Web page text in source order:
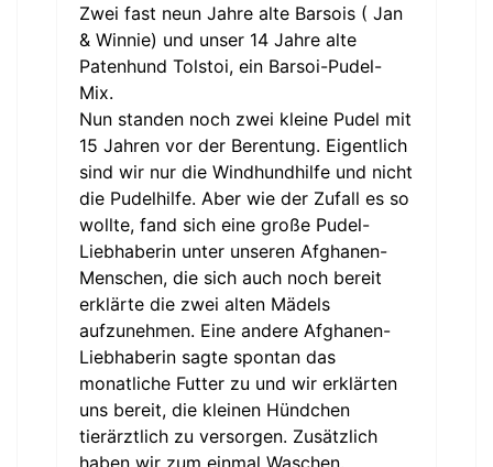
Zwei fast neun Jahre alte Barsois ( Jan
& Winnie) und unser 14 Jahre alte
Patenhund Tolstoi, ein Barsoi-Pudel-
Mix.
Nun standen noch zwei kleine Pudel mit
15 Jahren vor der Berentung. Eigentlich
sind wir nur die Windhundhilfe und nicht
die Pudelhilfe. Aber wie der Zufall es so
wollte, fand sich eine große Pudel-
Liebhaberin unter unseren Afghanen-
Menschen, die sich auch noch bereit
erklärte die zwei alten Mädels
aufzunehmen. Eine andere Afghanen-
Liebhaberin sagte spontan das
monatliche Futter zu und wir erklärten
uns bereit, die kleinen Hündchen
tierärztlich zu versorgen. Zusätzlich
haben wir zum einmal Waschen,